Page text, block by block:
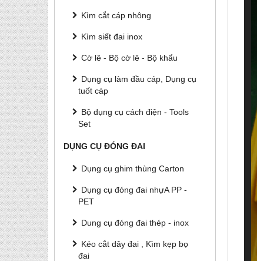
Kìm cắt cáp nhông
Kìm siết đai inox
Cờ lê - Bộ cờ lê - Bộ khẩu
Dụng cụ làm đầu cáp, Dụng cụ
tuốt cáp
Bộ dụng cụ cách điện - Tools
Set
DỤNG CỤ ĐÓNG ĐAI
Dụng cụ ghim thùng Carton
Dụng cụ đóng đai nhựA PP -
PET
Dung cụ đóng đai thép - inox
Kéo cắt dây đai , Kìm kẹp bọ
đai